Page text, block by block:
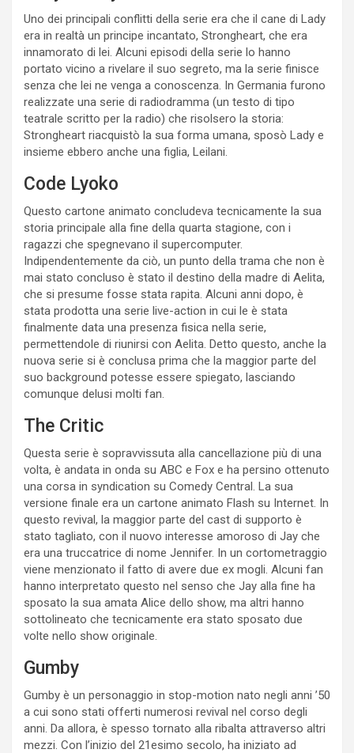
Uno dei principali conflitti della serie era che il cane di Lady
era in realtà un principe incantato, Strongheart, che era
innamorato di lei. Alcuni episodi della serie lo hanno
portato vicino a rivelare il suo segreto, ma la serie finisce
senza che lei ne venga a conoscenza. In Germania furono
realizzate una serie di radiodramma (un testo di tipo
teatrale scritto per la radio) che risolsero la storia:
Strongheart riacquistò la sua forma umana, sposò Lady e
insieme ebbero anche una figlia, Leilani.
Code Lyoko
Questo cartone animato concludeva tecnicamente la sua
storia principale alla fine della quarta stagione, con i
ragazzi che spegnevano il supercomputer.
Indipendentemente da ciò, un punto della trama che non è
mai stato concluso è stato il destino della madre di Aelita,
che si presume fosse stata rapita. Alcuni anni dopo, è
stata prodotta una serie live-action in cui le è stata
finalmente data una presenza fisica nella serie,
permettendole di riunirsi con Aelita. Detto questo, anche la
nuova serie si è conclusa prima che la maggior parte del
suo background potesse essere spiegato, lasciando
comunque delusi molti fan.
The Critic
Questa serie è sopravvissuta alla cancellazione più di una
volta, è andata in onda su ABC e Fox e ha persino ottenuto
una corsa in syndication su Comedy Central. La sua
versione finale era un cartone animato Flash su Internet. In
questo revival, la maggior parte del cast di supporto è
stato tagliato, con il nuovo interesse amoroso di Jay che
era una truccatrice di nome Jennifer. In un cortometraggio
viene menzionato il fatto di avere due ex mogli. Alcuni fan
hanno interpretato questo nel senso che Jay alla fine ha
sposato la sua amata Alice dello show, ma altri hanno
sottolineato che tecnicamente era stato sposato due
volte nello show originale.
Gumby
Gumby è un personaggio in stop-motion nato negli anni ’50
a cui sono stati offerti numerosi revival nel corso degli
anni. Da allora, è spesso tornato alla ribalta attraverso altri
mezzi. Con l’inizio del 21esimo secolo, ha iniziato ad